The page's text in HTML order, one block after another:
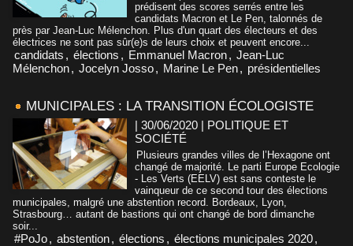
prédisent des scores serrés entre les
candidats Macron et Le Pen, talonnés de
près par Jean-Luc Mélenchon. Plus d'un quart des électeurs et des
électrices ne sont pas sûr(e)s de leurs choix et peuvent encore...
candidats , élections , Emmanuel Macron, Jean-Luc
Mélenchon, Jocelyn Josso, Marine Le Pen, présidentielles
MUNICIPALES : LA TRANSITION ÉCOLOGISTE
| 30/06/2020 | POLITIQUE ET
SOCIÉTÉ
Plusieurs grandes villes de l’Hexagone ont
changé de majorité. Le parti Europe Ecologie
- Les Verts (EELV) est sans conteste le
vainqueur de ce second tour des élections
municipales, malgré une abstention record. Bordeaux, Lyon,
Strasbourg… autant de bastions qui ont changé de bord dimanche
soir...
#PoJo, abstention, élections , élections municipales 2020,